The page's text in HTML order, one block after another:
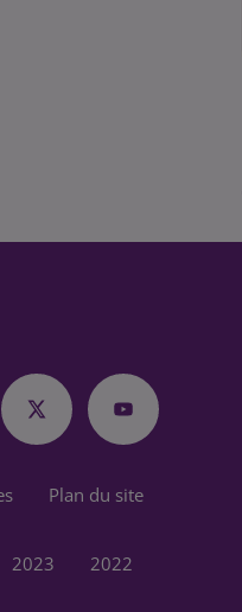
Plan du site
2023 2022